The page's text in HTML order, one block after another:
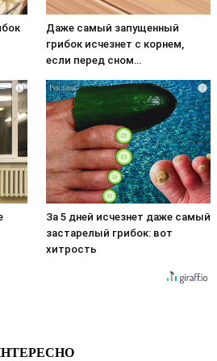
Даже самый запущенный
грибок исчезнет с корнем,
если перед сном…
i i
За 5 дней исчезнет даже самый
застарелый грибок: вот
хитрость